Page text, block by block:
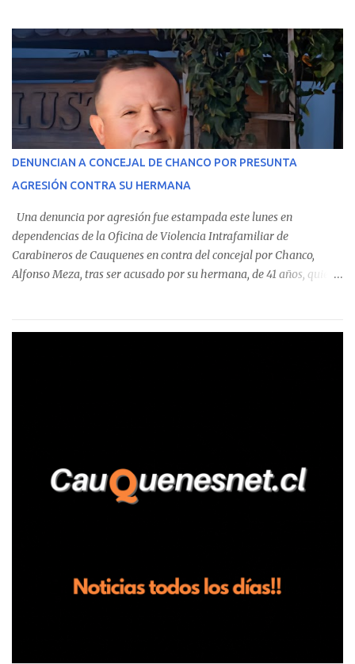
estableció que estos funcionarios —quienes administran o
custodian fondos públicos— efectuaron transacciones por un
monto total de $116.075.918 entre enero de 2024 y junio de 2025.
En el detalle regional, se indica que en la comuna de Cauquenes se
identificó a cuatro funcionarios involucrados en este tipo de
operaciones. Asimismo, se precisa que uno de los casos
corresponde a un funcionario de la Municipalidad de Chanco,
detectaron incumplimientos a la normativa vigente. El informe
precisa que la mayor cantidad de dinero apostado se registró en
Talca, donde...
DENUNCIAN A CONCEJAL DE CHANCO POR PRESUNTA
AGRESIÓN CONTRA SU HERMANA
Una denuncia por agresión fue estampada este lunes en
dependencias de la Oficina de Violencia Intrafamiliar de
Carabineros de Cauquenes en contra del concejal por Chanco,
Alfonso Meza, tras ser acusado por su hermana, de 41 años, quien
relató que los hechos ocurrieron cerca de las 11:30 horas en el
trabajadores, el edil descendió del vehículo y, en medio de la
confrontación, la habría tomado de los hombros, empujado al
suelo y agredido con golpes de pies y manos, mientr...